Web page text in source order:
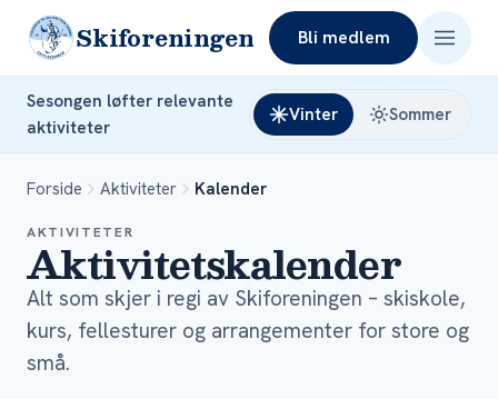
Skiforeningen Bli medlem
Sesongen løfter relevante
aktiviteter
Vinter Sommer
Forside Aktiviteter Kalender
AKTIVITETER
Aktivitetskalender
Alt som skjer i regi av Skiforeningen – skiskole,
kurs, fellesturer og arrangementer for store og
små.